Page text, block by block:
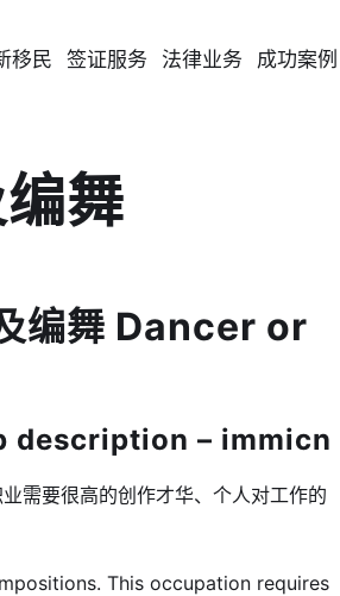
移民 签证服务 法律业务 成功案例
舞
编舞 Dancer or
description – immicn
需要很高的创作才华、个人对工作的
This occupation requires